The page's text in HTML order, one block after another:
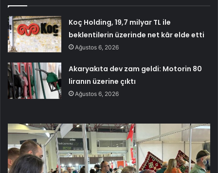
Koç Holding, 19,7 milyar TL ile
beklentilerin üzerinde net kâr elde etti
Ağustos 6, 2026
Akaryakıta dev zam geldi: Motorin 80
liranın üzerine çıktı
Ağustos 6, 2026